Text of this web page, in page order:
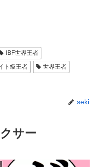
IBF世界王者
ト級王者
世界王者
seki
サー